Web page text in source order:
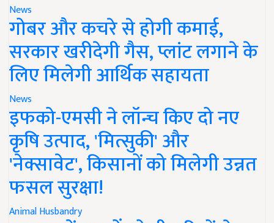
News
गोबर और कचरे से होगी कमाई,
सरकार खरीदेगी गैस, प्लांट लगाने के
लिए मिलेगी आर्थिक सहायता
News
इफको-एमसी ने लॉन्च किए दो नए
कृषि उत्पाद, 'मित्सुकी' और
'नेक्सावेट', किसानों को मिलेगी उन्नत
फसल सुरक्षा!
Animal Husbandry